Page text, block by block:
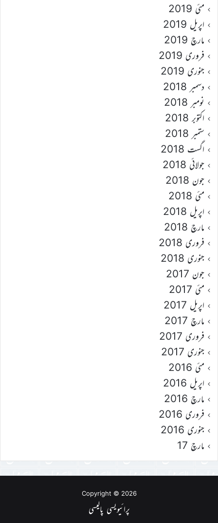
مئی 2019
اپریل 2019
مارچ 2019
فروری 2019
جنوری 2019
دسمبر 2018
نومبر 2018
اکتوبر 2018
ستمبر 2018
اگست 2018
جولائی 2018
جون 2018
مئی 2018
اپریل 2018
مارچ 2018
فروری 2018
جنوری 2018
جون 2017
مئی 2017
اپریل 2017
مارچ 2017
فروری 2017
جنوری 2017
مئی 2016
اپریل 2016
مارچ 2016
فروری 2016
جنوری 2016
مارچ 17
Copyright © 2026
پرائیویسی پالیسی